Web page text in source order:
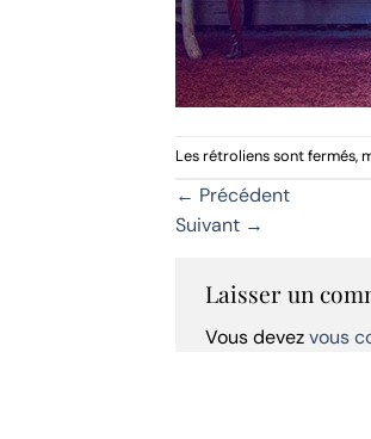
Les rétroliens sont fermés,
← Précédent
Suivant →
Laisser un
Vous devezvous